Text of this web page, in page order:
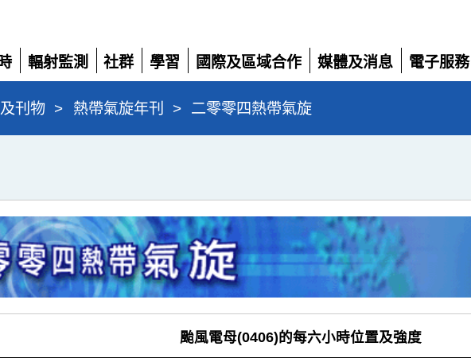
輻射監測
展
開
社群
展
開
學習
展
開
國際及區域合作
展
開
媒體及消息
展
電子服務
展
刊物 > 熱帶氣旋年刊 > 二零零四熱帶氣旋
颱風電母(0406)的每六小時位置及強度